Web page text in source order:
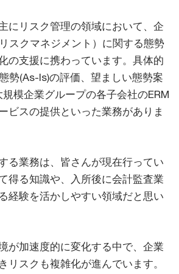
にリスク管理の領域において、企
スクマネジメント）に関する態勢
の支援に携わっています。具体的
勢(As-Is)の評価、望ましい態勢案
模企業グループの各子会社のERM
ビスの提供といった業務がありま
る業務は、皆さんが現在行ってい
得る知識や、入所後に会計監査業
経験を活かしやすい領域だと思い
が加速度的に変化する中で、企業
リスクも複雑化が進んでいます。